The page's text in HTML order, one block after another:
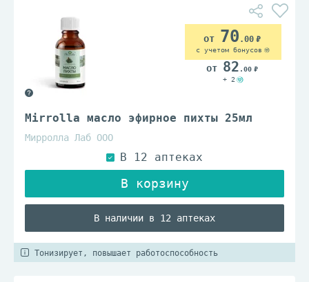
Mirrolla масло эфирное пихты 25мл
Мирролла Лаб ООО
В наличии в 12 аптеках
70 .00
с учетом бонусов
82 .00
+ 2
Тонизирует, повышает работоспособность